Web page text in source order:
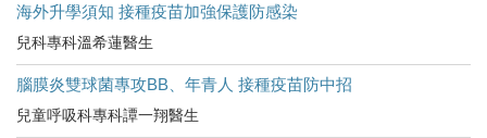
海外升學須知 接種疫苗加強保護防感染
兒科專科溫希蓮醫生
腦膜炎雙球菌專攻BB、年青人 接種疫苗防中招
兒童呼吸科專科譚一翔醫生